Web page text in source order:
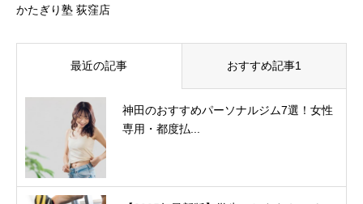
かたぎり塾 荻窪店
最近の記事 おすすめ記事1
神田のおすすめパーソナルジム7選！女性
専用・都度払...